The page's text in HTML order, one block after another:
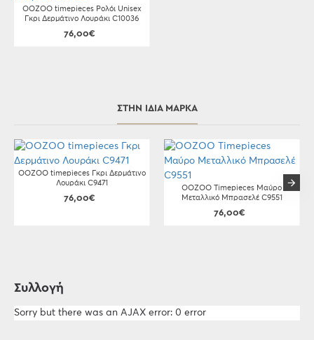
OOZOO timepieces Ρολόι Unisex
Γκρι Δερμάτινο Λουράκι C10036
76,00€
ΣΤΗΝ ΊΔΙΑ ΜΆΡΚΑ
OOZOO timepieces Γκρι Δερμάτινο
Λουράκι C9471
76,00€
OOZOO Timepieces Μαύρο
Μεταλλικό Μπρασελέ C9551
76,00€
Συλλογή
Sorry but there was an AJAX error: 0 error